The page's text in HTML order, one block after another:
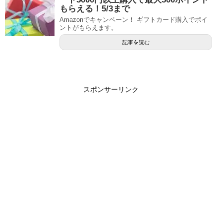
もらえる！5/3まで
Amazonでキャンペーン！ ギフトカード購入でポイ
ントがもらえます。
記事を読む
スポンサーリンク